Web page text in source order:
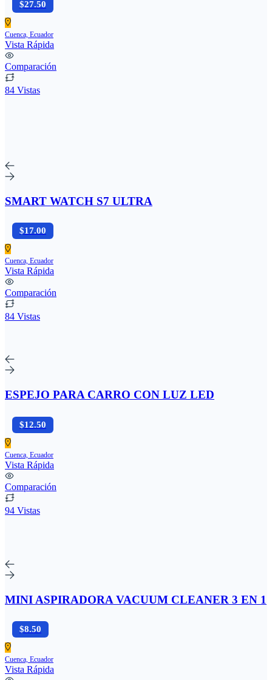
$27.50
Cuenca, Ecuador
Vista Rápida
Comparación
84 Vistas
SMART WATCH S7 ULTRA
$17.00
Cuenca, Ecuador
Vista Rápida
Comparación
84 Vistas
ESPEJO PARA CARRO CON LUZ LED
$12.50
Cuenca, Ecuador
Vista Rápida
Comparación
94 Vistas
MINI ASPIRADORA VACUUM CLEANER 3 EN 1
$8.50
Cuenca, Ecuador
Vista Rápida